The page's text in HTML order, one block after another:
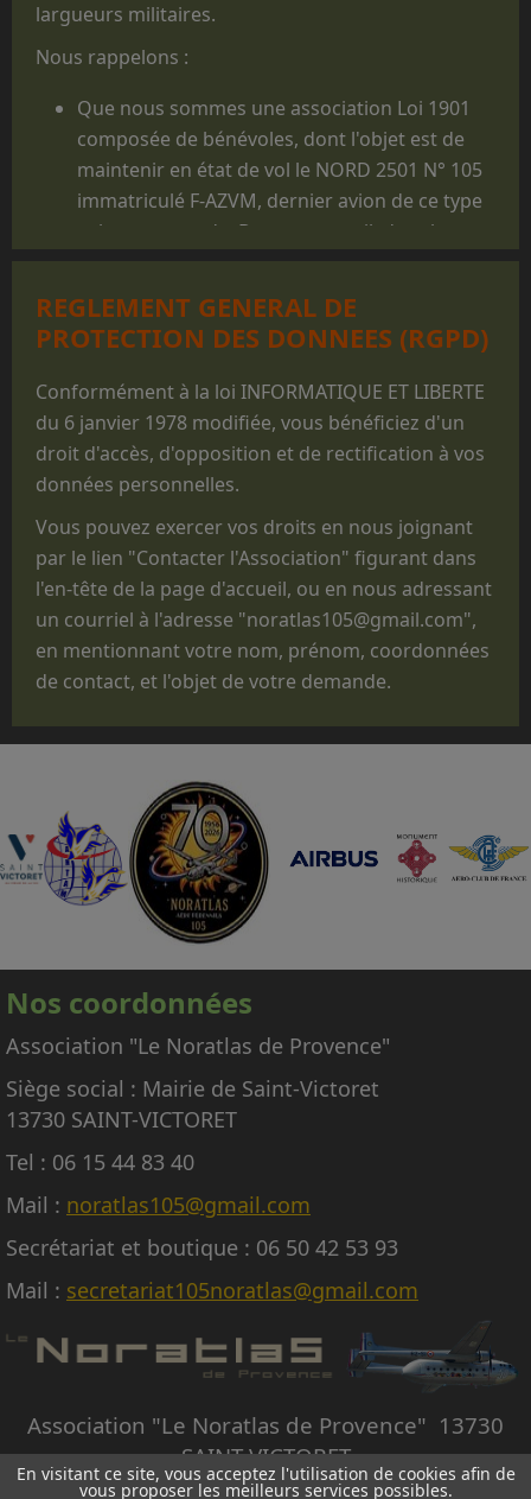
largueurs militaires.
Nous rappelons :
Que nous sommes une association Loi 1901
composée de bénévoles, dont l'objet est de
maintenir en état de vol le NORD 2501 N° 105
immatriculé F-AZVM, dernier avion de ce type
volant au monde. De cet appareil, dont la
largués des milliers de jeunes gens, et il reste
un appareil mythique dans le monde du
parachutisme militaire.
Que les prestations faites au profit des
structures militaires des 3 Armées ne sont
réalisées que pour des parachutages
ponctuels exécutés lors de manifestations
commémorations, des anniversaires, des
"Journées Portes ouvertes", des journées des
familles, des baptêmes de promotion, des
fêtes d'unité ou pour des passations de
commandement.
Que le statut administratif de notre avion,
(CNRAC) ne nous permet pas d'embarquer des
passagers autres que les membres
d'équipage adhérents à l'association,
nécessaires à la conduite et à la mise en
œuvre de l'avion.
En conséquence, nous regrettons donc de ne
pas pouvoir répondre aux nombreuses
demandes d'embarquement sur le Noratlas, à
titre gracieux ou payant.
REGLEMENT GENERAL DE
PROTECTION DES DONNEES (RGPD)
Conformément à la loi INFORMATIQUE ET LIBERTE
du 6 janvier 1978 modifiée, vous bénéficiez d'un
droit d'accès, d'opposition et de rectification à vos
données personnelles.
Vous pouvez exercer vos droits en nous joignant
par le lien "Contacter l'Association" figurant dans
l'en-tête de la page d'accueil, ou en nous adressant
un courriel à l'adresse "noratlas105@gmail.com",
en mentionnant votre nom, prénom, coordonnées
de contact, et l'objet de votre demande.
Nos coordonnées
Association "Le Noratlas de Provence"
Siège social : Mairie de Saint-Victoret
13730 SAINT-VICTORET
Tel : 06 15 44 83 40
Mail : noratlas105@gmail.com
Secrétariat et boutique : 06 50 42 53 93
Mail : secretariat105noratlas@gmail.com
Association "Le Noratlas de Provence" 13730
SAINT-VICTORET
En visitant ce site, vous acceptez l'utilisation de cookies afin de
vous proposer les meilleurs services possibles.